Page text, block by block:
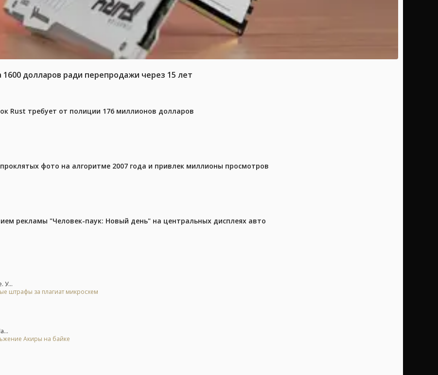
долларов ради перепродажи через 15 лет
Rust требует от полиции 176 миллионов долларов
фото на алгоритме 2007 года и привлек миллионы просмотров
рекламы "Человек-паук: Новый день" на центральных дисплеях авто
У...
штрафы за плагиат микросхем
Акиры на байке